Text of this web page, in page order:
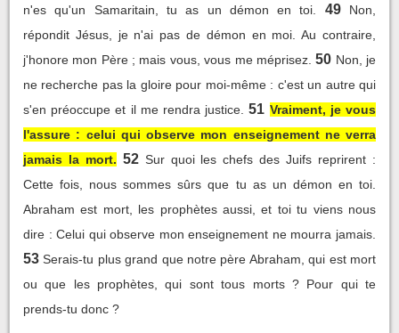
n'es qu'un Samaritain, tu as un démon en toi.
49
Non,
répondit Jésus, je n'ai pas de démon en moi. Au contraire,
j'honore mon Père ; mais vous, vous me méprisez. 50 Non, je
ne recherche pas la gloire pour moi-même : c'est un autre qui
s'en préoccupe et il me rendra justice. 51 Vraiment, je vous
l'assure : celui qui observe mon enseignement ne verra
jamais la mort. 52 Sur quoi les chefs des Juifs reprirent :
Cette fois, nous sommes sûrs que tu as un démon en toi.
Abraham est mort, les prophètes aussi, et toi tu viens nous
dire : Celui qui observe mon enseignement ne mourra jamais.
53 Serais-tu plus grand que notre père Abraham, qui est mort
ou que les prophètes, qui sont tous morts ? Pour qui te
prends-tu donc ?